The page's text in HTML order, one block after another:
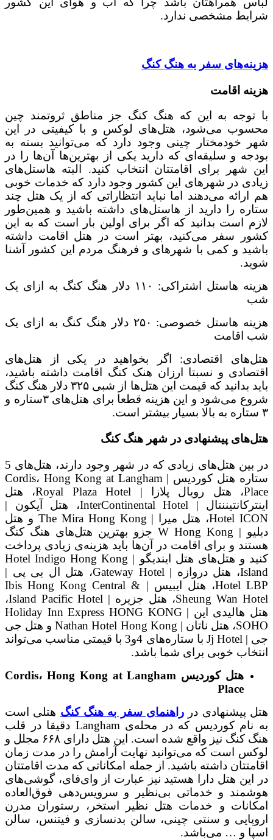
شرایط مشخصی ندارد.
هزینه‌های سفر به هنگ کنگ
هزینه اقامت
با توجه به این که هنگ کنگ جز مناطق ثروتمند چین
محسوب می‌شود، هتل‌های لوکس و با کیفیتی در این
شهر خودمختار چینی وجود دارد که می‌توانید بسته به
بودجه و سلیقه‌ای که دارید یکی از بهترین‌ها آن‌ها را در
این شهر برای اقامتتان انتخاب کنید. البته هاستل‌های
زیادی در شهرهای این کشور وجود دارد که خدمات خوبی
هم ارائه می‌دهند اما نباید انتظاراتی که از یک هتل چند
ستاره را دارید از هاستل‌های داشته باشید و همین‌طور
لازم است بدانید که اگر برای اولین بار است که به این
کشور سفر می‌کنید، بهتر است در هتل اقامت داشته
باشید و کمی با شهرهای و فرهنگ مردم این کشور آشنا
شوید.
هزینه هاستل اشتراکی: ۱۱۰ دلار هنگ کنگ به ازای یک
شب
هزینه هاستل خصوصی: ۲۵۰ دلار هنگ کنگ به ازای یک
شب اقامت
هتل‌های اقتصادی: اگر بخواهید در یکی از هتل‌های
اقتصادی و نسبتا ارزان هنک کنگ اقامت داشته باشید،
باید بدانید که قیمت این هتل‌ها از شبی ۳۲۵ دلار هنگ کنگ
شروع می‌شود و این هزینه قطعا برای هتل‌های ۳ستاره و
۳ ستاره به بالا بسیار بیشتر است.
هتل‌های پیشنهادی در شهر هنگ کنگ
در بین هتل‌های زیادی که در شهر وجود دارند، هتل‌های 5
ستاره هتل کوردیس | Cordis، Hong Kong at Langham
Place، هتل رویال پلازا | Royal Plaza Hotel، هتل
اینترکانتیننتال | InterContinental Hotel، هتل آیکون |
Hotel ICON، هتل میرا | The Mira Hong Kong و هتل
دبلیو | W Hong Kong جزو بهترین هتل‌های هنگ کنگ
هستند و برای اقامت در آن‌ها باید هزینه‌ی زیادی پرداخت
کنید و هتل‌های هتل ایندیگو | Hotel Indigo Hong Kong
Island، هتل دروازه | Gateway Hotel، هتل ال بی پی |
Hotel LBP، هتل ایبیس | Ibis Hong Kong Central &
Sheung Wan Hotel، هتل جزیره | Island Pacific Hotel،
هتل هالیدی این | Holiday Inn Express HONG KONG
SOHO، هتل ناتان | Nathan Hotel Hong Kong و هتل جی
جی | Jj Hotel با ستاره‌های 4و3 با قیمتی مناسب می‌تواند
انتخاب خوبی برای شما باشد.
هتل کوردیس
Cordis، Hong Kong at Langham
Place
هتل پیشنهادی در راهنمای سفر به هنگ کنگ هتلی است
به نام کوردیس که در محله‌ی Langham دقیقا در قلب
هنگ کنگ نیز واقع شده است. این هتل دارای ۶۶۸ مجلل و
لوکس است که می‌توانید نهایت آرامش را در مدت زمان
اقامتتان داشته باشید. از جمله امکاناتی که مدت اقامتتان
در این هتل دارا هستید نیز عبارت از وای‌فای، گوشی‌های
هوشمند و خدماتی بی‌نظیر و سرویس‌دهی فوق‌العاده
امکانات و خدمات هتل نظیر استخر، رستوران مدرن
اروپایی و سنتی چینی، سالن بدنسازی و فیتنس، سالن
اسپا و … می‌باشد.